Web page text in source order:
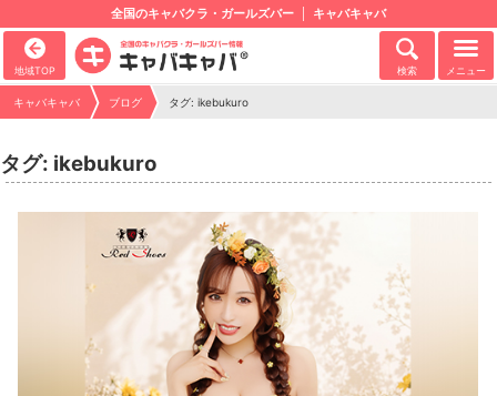
全国のキャバクラ・ガールズバー キャバキャバ
地域TOP 検索 メニュー
キャバキャバ ブログ タグ: ikebukuro
タグ: ikebukuro